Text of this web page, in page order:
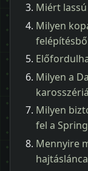
Miért
Milyen
Milyen a
Milyen
fel a
Mennyire